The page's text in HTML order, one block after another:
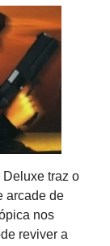
traz o
arcade de
nos
reviver a